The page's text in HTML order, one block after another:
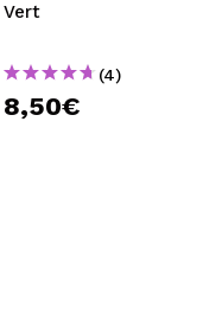
Vert
(4)
8,50€